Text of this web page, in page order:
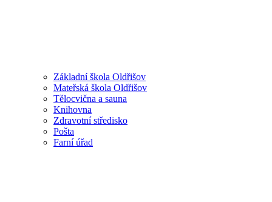
Základní škola Oldřišov
Mateřská škola Oldřišov
Tělocvična a sauna
Knihovna
Zdravotní středisko
Pošta
Farní úřad